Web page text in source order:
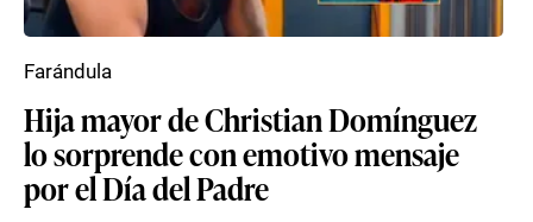
Hija mayor de Christian Domínguez
lo sorprende con emotivo mensaje
por el Día del Padre
Farándula